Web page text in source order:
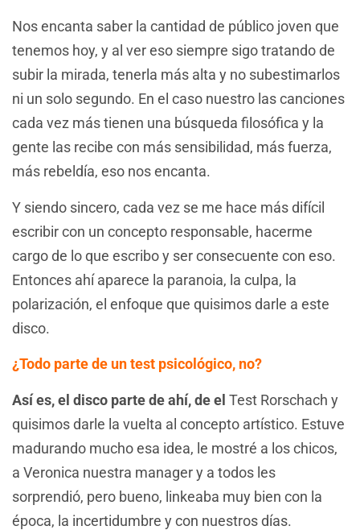
Nos encanta saber la cantidad de público joven que
tenemos hoy, y al ver eso siempre sigo tratando de
subir la mirada, tenerla más alta y no subestimarlos
ni un solo segundo. En el caso nuestro las canciones
cada vez más tienen una búsqueda filosófica y la
gente las recibe con más sensibilidad, más fuerza,
más rebeldía, eso nos encanta.
Y siendo sincero, cada vez se me hace más difícil
escribir con un concepto responsable, hacerme
cargo de lo que escribo y ser consecuente con eso.
Entonces ahí aparece la paranoia, la culpa, la
polarización, el enfoque que quisimos darle a este
disco.
¿Todo parte de un test psicológico, no?
Así es, el disco parte de ahí, de el Test Rorschach y
quisimos darle la vuelta al concepto artístico. Estuve
madurando mucho esa idea, le mostré a los chicos,
a Veronica nuestra manager y a todos les
sorprendió, pero bueno, linkeaba muy bien con la
época, la incertidumbre y con nuestros días.